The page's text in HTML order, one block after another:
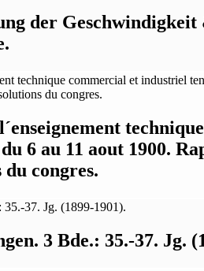
der
6 au 11 aout 1900.
congres.
3 Bde.: 35.-37. Jg.